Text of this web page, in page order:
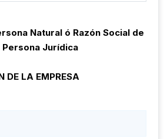
Natural ó Razón Social de
Persona Jurídica
DE LA EMPRESA